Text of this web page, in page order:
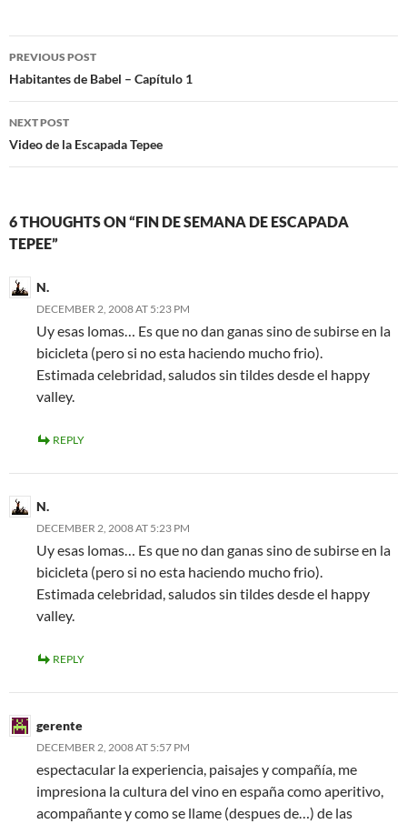
Post
navigation
PREVIOUS POST
Habitantes de Babel – Capítulo 1
NEXT POST
Video de la Escapada Tepee
6 THOUGHTS ON “FIN DE SEMANA DE ESCAPADA
TEPEE”
N.
DECEMBER 2, 2008 AT 5:23 PM
Uy esas lomas… Es que no dan ganas sino de subirse en la
bicicleta (pero si no esta haciendo mucho frio).
Estimada celebridad, saludos sin tildes desde el happy
valley.
REPLY
N.
DECEMBER 2, 2008 AT 5:23 PM
Uy esas lomas… Es que no dan ganas sino de subirse en la
bicicleta (pero si no esta haciendo mucho frio).
Estimada celebridad, saludos sin tildes desde el happy
valley.
REPLY
gerente
DECEMBER 2, 2008 AT 5:57 PM
espectacular la experiencia, paisajes y compañía, me
impresiona la cultura del vino en españa como aperitivo,
acompañante y como se llame (despues de…) de las